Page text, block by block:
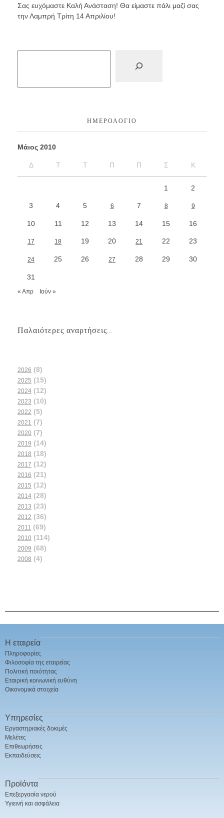
Σας ευχόμαστε Καλή Ανάσταση! Θα είμαστε πάλι μαζί σας
την Λαμπρή Τρίτη 14 Απριλίου!
ΗΜΕΡΟΛΌΓΙΟ
Μάιος 2010
Δ Τ Τ Π Π Σ Κ
1 2
3 4 5 6 7 8 9
10 11 12 13 14 15 16
17 18 19 20 21 22 23
24 25 26 27 28 29 30
31
« Απρ Ιούν »
Παλαιότερες αναρτήσεις...
2026 (8)
2025 (15)
2024 (12)
2023 (10)
2022 (5)
2021 (7)
2020 (7)
2019 (14)
2018 (18)
2017 (12)
2016 (21)
2015 (12)
2014 (28)
2013 (23)
2012 (36)
2011 (69)
2010 (114)
2009 (68)
2008 (4)
Η εταιρεία
Πληροφορίες
Φιλοσοφία της εταιρείας
Πολιτική ποιότητας
Εταιρική κοινωνική ευθύνη
Οικονομικά στοιχεία
Υπηρεσίες
Εργαστηριακές δοκιμές
Μελέτες
Επιθεωρήσεις
Εκπαιδεύσεις
Προϊόντα
Επεξεργασία νερού
Υγιεινή και ασφάλεια